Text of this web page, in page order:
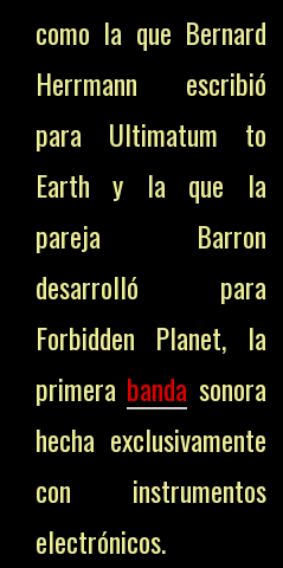
como la que Bernard
Herrmann escribió
para Ultimatum to
Earth y la que la
pareja Barron
desarrolló para
Forbidden Planet, la
primera banda sonora
hecha exclusivamente
con instrumentos
electrónicos.